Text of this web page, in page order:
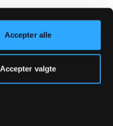
Accepter alle
Accepter valgte